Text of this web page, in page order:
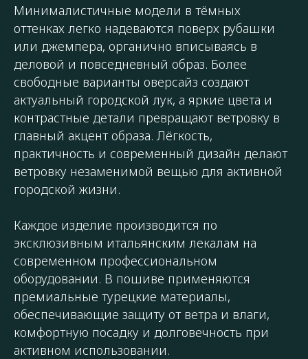
Минималистичные модели в тёмных
оттенках легко надеваются поверх рубашки
или джемпера, органично вписываясь в
деловой и повседневный образ. Более
свободные варианты оверсайз создают
актуальный городской лук, а яркие цвета и
контрастные детали превращают ветровку в
главный акцент образа. Лёгкость,
практичность и современный дизайн делают
ветровку незаменимой вещью для активной
городской жизни.
Каждое изделие производится по
эксклюзивным итальянским лекалам на
современном профессиональном
оборудовании. В пошиве применяются
премиальные турецкие материалы,
обеспечивающие защиту от ветра и влаги,
комфортную посадку и долговечность при
активном использовании.